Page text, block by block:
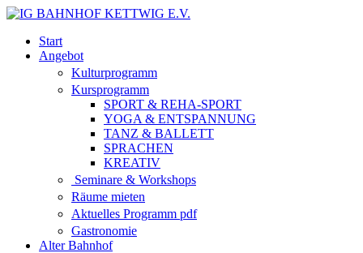
Start
Angebot
Kulturprogramm
Kursprogramm
SPORT & REHA-SPORT
YOGA & ENTSPANNUNG
TANZ & BALLETT
SPRACHEN
KREATIV
Seminare & Workshops
Räume mieten
Aktuelles Programm pdf
Gastronomie
Alter Bahnhof